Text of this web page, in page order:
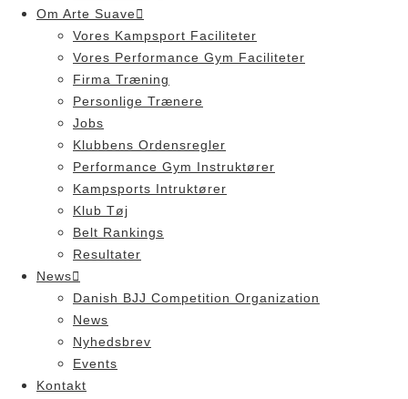
Om Arte Suave
Vores Kampsport Faciliteter
Vores Performance Gym Faciliteter
Firma Træning
Personlige Trænere
Jobs
Klubbens Ordensregler
Performance Gym Instruktører
Kampsports Intruktører
Klub Tøj
Belt Rankings
Resultater
News
Danish BJJ Competition Organization
News
Nyhedsbrev
Events
Kontakt